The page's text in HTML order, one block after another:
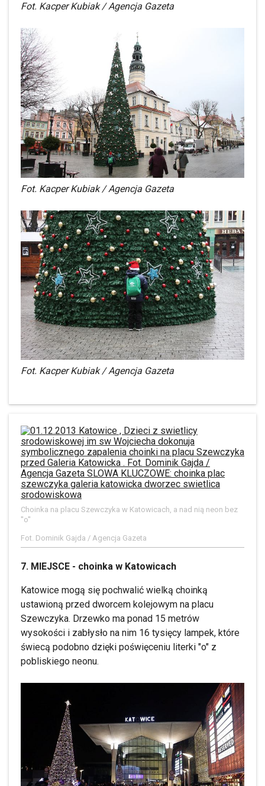
Fot. Kacper Kubiak / Agencja Gazeta
Fot. Kacper Kubiak / Agencja Gazeta
Fot. Kacper Kubiak / Agencja Gazeta
Choinka na placu Szewczyka w Katowicach, a nad nią neon bez
''o''
Fot. Dominik Gajda / Agencja Gazeta
7. MIEJSCE - choinka w Katowicach
Katowice mogą się pochwalić wielką choinką
ustawioną przed dworcem kolejowym na placu
Szewczyka. Drzewko ma ponad 15 metrów
wysokości i zabłysło na nim 16 tysięcy lampek, które
świecą podobno dzięki poświęceniu literki "o" z
pobliskiego neonu.